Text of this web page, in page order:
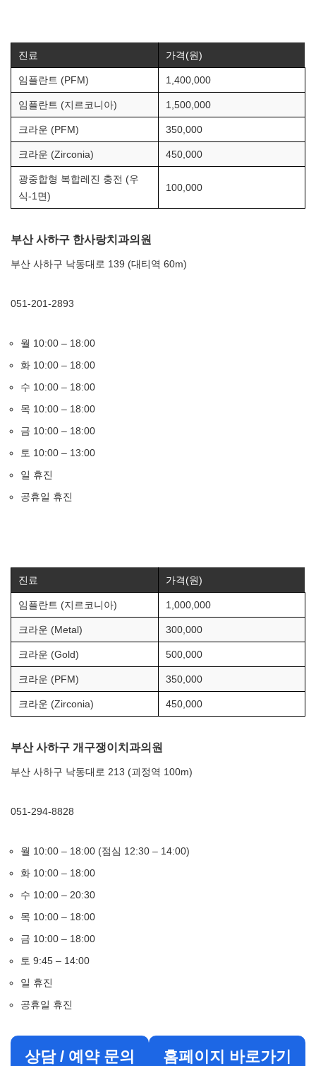
진료 가격(원)
임플란트 (PFM) 1,400,000
임플란트 (지르코니아) 1,500,000
크라운 (PFM) 350,000
크라운 (Zirconia) 450,000
광중합형 복합레진 충전 (우
식-1면)
100,000
부산 사하구 한사랑치과의원
부산 사하구 낙동대로 139 (대티역 60m)
051-201-2893
월 10:00 – 18:00
화 10:00 – 18:00
수 10:00 – 18:00
목 10:00 – 18:00
금 10:00 – 18:00
토 10:00 – 13:00
일 휴진
공휴일 휴진
진료 가격(원)
임플란트 (지르코니아) 1,000,000
크라운 (Metal) 300,000
크라운 (Gold) 500,000
크라운 (PFM) 350,000
크라운 (Zirconia) 450,000
부산 사하구 개구쟁이치과의원
부산 사하구 낙동대로 213 (괴정역 100m)
051-294-8828
월 10:00 – 18:00 (점심 12:30 – 14:00)
화 10:00 – 18:00
수 10:00 – 20:30
목 10:00 – 18:00
금 10:00 – 18:00
토 9:45 – 14:00
일 휴진
공휴일 휴진
상담 / 예약 문의 홈페이지 바로가기